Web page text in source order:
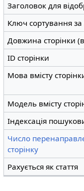
Заголовок для
Ключ сортування
Довжина сторінки
ID сторінки
Мова вмісту
Модель вмісту
Індексація
Число
сторінку
Рахується як стаття